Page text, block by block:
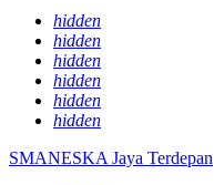
hidden
hidden
hidden
hidden
hidden
hidden
SMANESKA Jaya Terdepan